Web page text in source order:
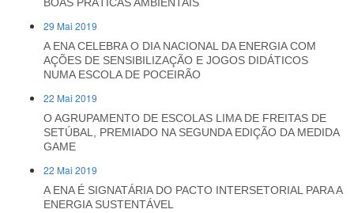
29 Mai 2019
A ENA CELEBRA O DIA NACIONAL DA ENERGIA COM
AÇÕES DE SENSIBILIZAÇÃO E JOGOS DIDÁTICOS
NUMA ESCOLA DE POCEIRÃO
22 Mai 2019
O AGRUPAMENTO DE ESCOLAS LIMA DE FREITAS DE
SETÚBAL, PREMIADO NA SEGUNDA EDIÇÃO DA MEDIDA
GAME
22 Mai 2019
A ENA É SIGNATÁRIA DO PACTO INTERSETORIAL PARA A
ENERGIA SUSTENTÁVEL